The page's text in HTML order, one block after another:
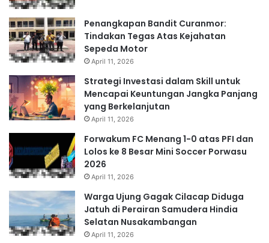
Penangkapan Bandit Curanmor:
Tindakan Tegas Atas Kejahatan
Sepeda Motor
April 11, 2026
Strategi Investasi dalam Skill untuk
Mencapai Keuntungan Jangka Panjang
yang Berkelanjutan
April 11, 2026
Forwakum FC Menang 1-0 atas PFI dan
Lolos ke 8 Besar Mini Soccer Porwasu
2026
April 11, 2026
Warga Ujung Gagak Cilacap Diduga
Jatuh di Perairan Samudera Hindia
Selatan Nusakambangan
April 11, 2026